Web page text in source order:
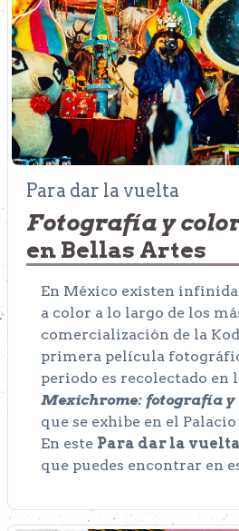
Para dar la vuelta
Fotografía y
en Bellas Artes
En México existen
a color a lo largo de los
comercialización de la
primera película
periodo es recolectado en
Mexichrome: fotografía y
que se exhibe en el
En este Para dar la vuelta
que puedes encontrar en